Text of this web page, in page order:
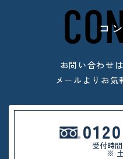
コ
お問い合わせ
メールよりお気
受付時
※